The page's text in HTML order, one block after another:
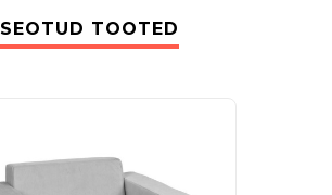
SEOTUD TOOTED